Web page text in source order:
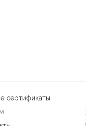
сертификаты